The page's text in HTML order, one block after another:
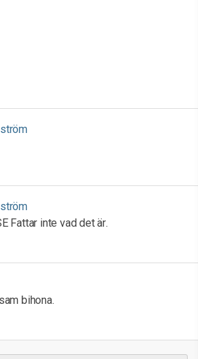
Fattar inte vad det är.
bihona.